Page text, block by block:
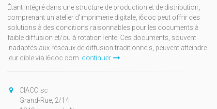
Étant intégré dans une structure de production et de distribution,
comprenant un atelier d'imprimerie digitale, i6doc peut offrir des
solutions à des conditions raisonnables pour les documents à
faible diffusion et/ou à rotation lente. Ces documents, souvent
inadaptés aux réseaux de diffusion traditionnels, peuvent atteindre
leur cible via i6doc.com. continuer
CIACO sc
Grand-Rue, 2/14